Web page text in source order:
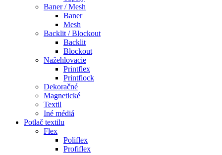
Baner / Mesh
Baner
Mesh
Backlit / Blockout
Backlit
Blockout
Nažehlovacie
Printflex
Printflock
Dekoračné
Magnetické
Textil
Iné médiá
Potlač textilu
Flex
Poliflex
Profiflex